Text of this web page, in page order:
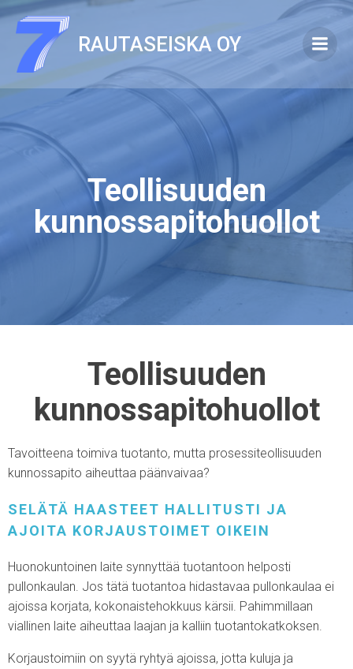
content
RAUTASEISKA OY
Teollisuuden
kunnossapitohuollot
Teollisuuden
kunnossapitohuollot
Tavoitteena toimiva tuotanto, mutta prosessiteollisuuden
kunnossapito aiheuttaa päänvaivaa?
SELÄTÄ HAASTEET HALLITUSTI JA
AJOITA KORJAUSTOIMET OIKEIN
Huonokuntoinen laite synnyttää tuotantoon helposti
pullonkaulan. Jos tätä tuotantoa hidastavaa pullonkaulaa ei
ajoissa korjata, kokonaistehokkuus kärsii. Pahimmillaan
viallinen laite aiheuttaa laajan ja kalliin tuotantokatkoksen.
Korjaustoimiin on syytä ryhtyä ajoissa, jotta kuluja ja